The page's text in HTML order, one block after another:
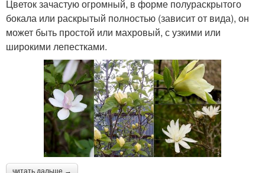
Цветок зачастую огромный, в форме полураскрытого
бокала или раскрытый полностью (зависит от вида), он
может быть простой или махровый, с узкими или
широкими лепестками.
читать дальше →